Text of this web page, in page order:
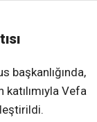
başkanlığında,
Vefa